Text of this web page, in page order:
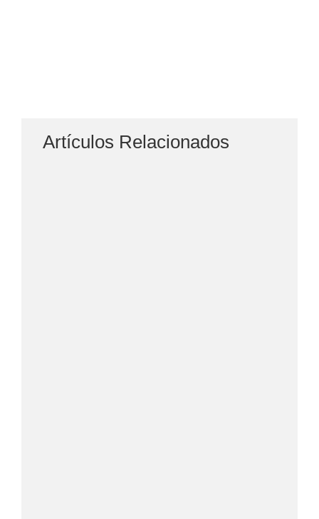
Artículos Relacionados